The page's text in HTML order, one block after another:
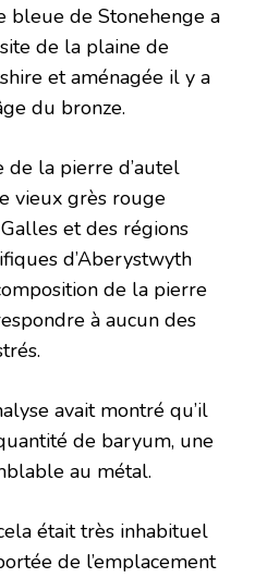
bleue de Stonehenge a
de la plaine de
et aménagée il y a
du bronze.
de la pierre d’autel
vieux grès rouge
et des régions
d’Aberystwyth
de la pierre
à aucun des
avait montré qu’il
de baryum, une
au métal.
était très inhabituel
de l’emplacement